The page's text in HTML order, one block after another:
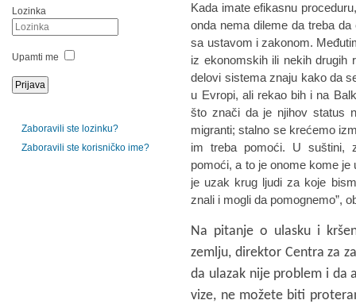
Kada imate efikasnu
onda nema dileme da treba
sa ustavom i zakonom.
iz ekonomskih ili nekih drugih
delovi sistema znaju kako da
u Evropi, ali rekao bih i na
što znači da je njihov status
migranti; stalno se krećemo
im treba pomoći. U suštini,
pomoći, a to je onome kome je
je uzak krug ljudi za koje
znali i mogli da pomognemo”,
Na pitanje o ulasku i
zemlju, direktor Centra za
da ulazak nije problem i da
vize, ne možete biti
Lozinka
Upamti me
Zaboravili ste lozinku?
Zaboravili ste korisničko ime?